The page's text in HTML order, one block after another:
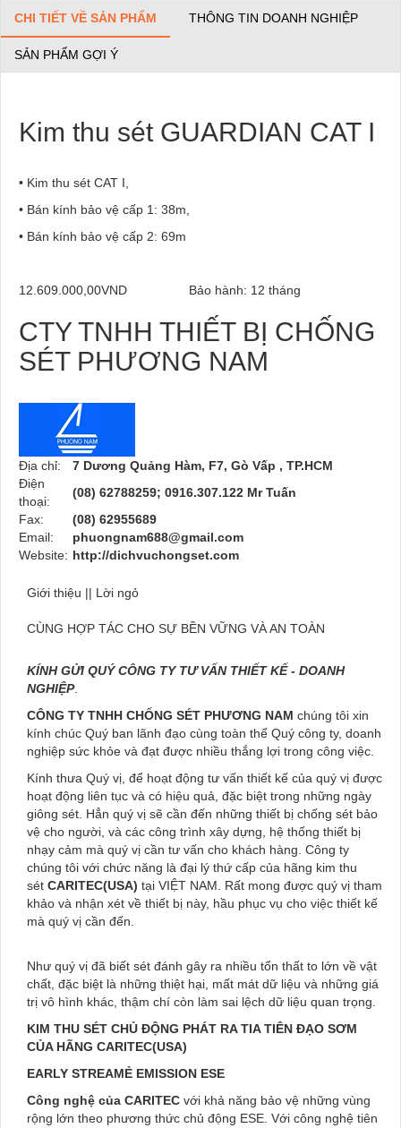
CHI TIẾT VỀ SẢN PHẨM THÔNG TIN DOANH NGHIỆP
SẢN PHẨM GỢI Ý
Kim thu sét GUARDIAN CAT I
• Kim thu sét CAT I,
• Bán kính bảo vệ cấp 1: 38m,
• Bán kính bảo vệ cấp 2: 69m
12.609.000,00VND Bảo hành: 12 tháng
CTY TNHH THIẾT BỊ CHỐNG
SÉT PHƯƠNG NAM
Địa chỉ:
7 Dương Quảng Hàm, F7, Gò Vấp , TP.HCM
Điện
thoại:
(08) 62788259; 0916.307.122 Mr Tuấn
Fax:
(08) 62955689
Email:
phuongnam688@gmail.com
Website: http://dichvuchongset.com
Giới thiệu || Lời ngỏ
CÙNG HỢP TÁC CHO SỰ BỀN VỮNG VÀ AN TOÀN
KÍNH GỬI QUÝ CÔNG TY TƯ VẤN THIẾT KẾ - DOANH
NGHIỆP.
CÔNG TY TNHH CHỐNG SÉT PHƯƠNG NAM chúng tôi xin
kính chúc Quý ban lãnh đạo cùng toàn thể Quý công ty, doanh
nghiệp sức khỏe và đạt được nhiều thắng lợi trong công việc.
Kính thưa Quý vị, để hoạt động tư vấn thiết kế của quý vị được
hoạt động liên tục và có hiệu quả, đặc biệt trong những ngày
giông sét. Hẳn quý vị sẽ cần đến những thiết bị chống sét bảo
vệ cho người, và các công trình xây dựng, hệ thống thiết bị
nhạy cảm mà quý vị cần tư vấn cho khách hàng. Công ty
chúng tôi với chức năng là đại lý thứ cấp của hãng kim thu
sét CARITEC(USA) tại VIỆT NAM. Rất mong được quý vị tham
khảo và nhận xét về thiết bị này, hầu phục vụ cho việc thiết kế
mà quý vị cần đến.
Như quý vị đã biết sét đánh gây ra nhiều tổn thất to lớn về vật
chất, đặc biệt là những thiệt hại, mất mát dữ liệu và những giá
trị vô hình khác, thậm chí còn làm sai lệch dữ liệu quan trọng.
KIM THU SÉT CHỦ ĐỘNG PHÁT RA TIA TIÊN ĐẠO SƠM
CỦA HÃNG CARITEC(USA)
EARLY STREAMẺ EMISSION ESE
Công nghệ của CARITEC với khả năng bảo vệ những vùng
rộng lớn theo phương thức chủ động ESE. Với công nghệ tiên